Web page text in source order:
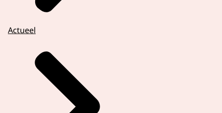
Actueel